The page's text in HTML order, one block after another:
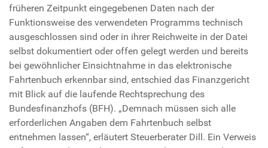
früheren Zeitpunkt eingegebenen Daten nach der
Funktionsweise des verwendeten Programms technisch
ausgeschlossen sind oder in ihrer Reichweite in der Datei
selbst dokumentiert oder offen gelegt werden und bereits
bei gewöhnlicher Einsichtnahme in das elektronische
Fahrtenbuch erkennbar sind, entschied das Finanzgericht
mit Blick auf die laufende Rechtsprechung des
Bundesfinanzhofs (BFH). „Demnach müssen sich alle
erforderlichen Angaben dem Fahrtenbuch selbst
entnehmen lassen“, erläutert Steuerberater Dill. Ein Verweis